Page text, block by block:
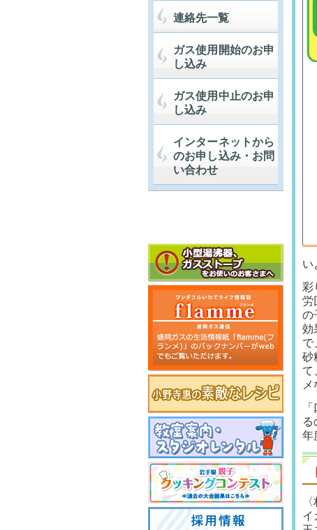
連絡先一覧
ガス使用開始のお申
し込み
ガス使用中止のお申
し込み
インターネットから
のお申し込み・お問
い合わせ
い
彩
労
の
効
で
砂
て
る
年